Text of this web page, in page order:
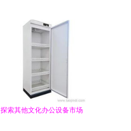
探索其他文化办公设备市场